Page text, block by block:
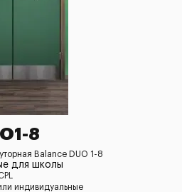
8
Balance DUO 1-8
для школы
индивидуальные